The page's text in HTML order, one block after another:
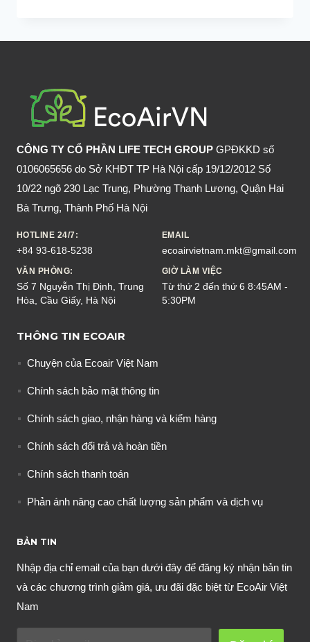
RƯỢU
NÂNG
CAO
TỬU
LƯỢNG
CÔNG TY CỔ PHẦN LIFE TECH GROUP GPĐKKD số
0106065656 do Sở KHĐT TP Hà Nội cấp 19/12/2012 Số
10/22 ngõ 230 Lạc Trung, Phường Thanh Lương, Quận Hai
Bà Trưng, Thành Phố Hà Nội
HOTLINE 24/7:
+84 93-618-5238
EMAIL
ecoairvietnam.mkt@gmail.com
VĂN PHÒNG:
Số 7 Nguyễn Thị Định, Trung
Hòa, Cầu Giấy, Hà Nội
GIỜ LÀM VIỆC
Từ thứ 2 đến thứ 6 8:45AM -
5:30PM
THÔNG TIN ECOAIR
Chuyện của Ecoair Việt Nam
Chính sách bảo mật thông tin
Chính sách giao, nhận hàng và kiểm hàng
Chính sách đổi trả và hoàn tiền
Chính sách thanh toán
Phản ánh nâng cao chất lượng sản phẩm và dịch vụ
BẢN TIN
Nhập địa chỉ email của bạn dưới đây để đăng ký nhận bản tin
và các chương trình giảm giá, ưu đãi đặc biệt từ EcoAir Việt
Nam